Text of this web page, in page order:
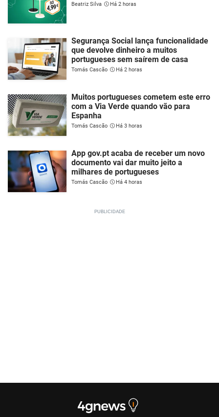
Beatriz Silva Há 2 horas
Segurança Social lança funcionalidade
que devolve dinheiro a muitos
portugueses sem saírem de casa
Tomás Cascão Há 2 horas
Muitos portugueses cometem este erro
com a Via Verde quando vão para
Espanha
Tomás Cascão Há 3 horas
App gov.pt acaba de receber um novo
documento vai dar muito jeito a
milhares de portugueses
Tomás Cascão Há 4 horas